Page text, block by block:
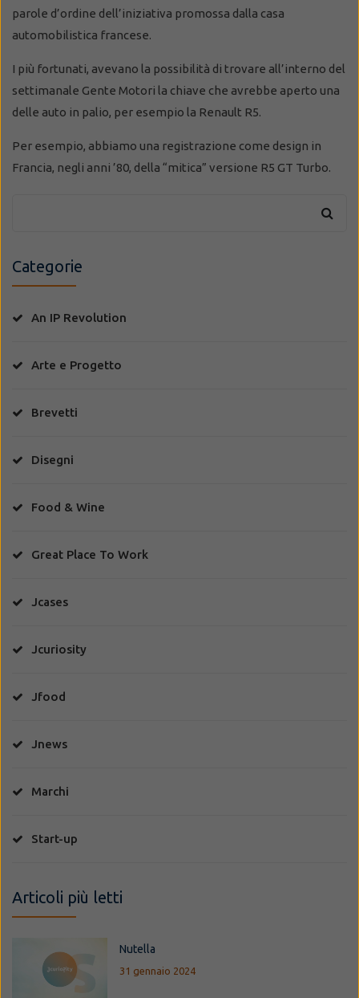
parole d’ordine dell’iniziativa promossa dalla casa
automobilistica francese.
I più fortunati, avevano la possibilità di trovare all’interno del
settimanale Gente Motori la chiave che avrebbe aperto una
delle auto in palio, per esempio la Renault R5.
Per esempio, abbiamo una registrazione come design in
Francia, negli anni ’80, della “mitica” versione R5 GT Turbo.
Categorie
An IP Revolution
Arte e Progetto
Brevetti
Disegni
Food & Wine
Great Place To Work
Jcases
Jcuriosity
Jfood
Jnews
Marchi
Start-up
Articoli più letti
Nutella
31 gennaio 2024